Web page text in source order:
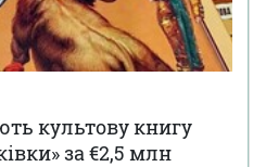
культову книгу
за €2,5 млн